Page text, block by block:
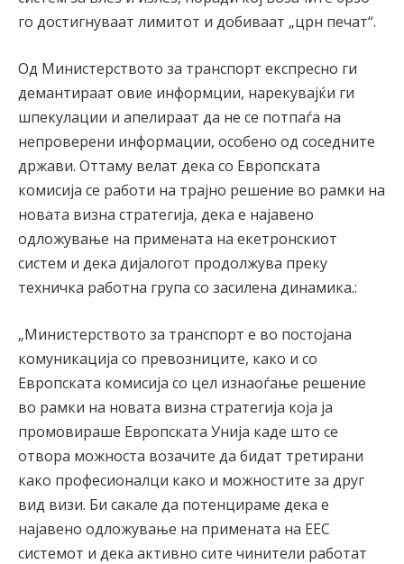
го достигнуваат лимитот и добиваат „црн печат“.
Од Министерството за транспорт експресно ги
демантираат овие информции, нарекувајќи ги
шпекулации и апелираат да не се потпаѓа на
непроверени информации, особено од соседните
држави. Оттаму велат дека со Европската
комисија се работи на трајно решение во рамки на
новата визна стратегија, дека е најавено
одложување на примената на екетронскиот
систем и дека дијалогот продолжува преку
техничка работна група со засилена динамика.:
„Министерството за транспорт е во постојана
комуникација со превозниците, како и со
Европската комисија со цел изнаоѓање решение
во рамки на новата визна стратегија која ја
промовираше Европската Унија каде што се
отвора можноста возачите да бидат третирани
како професионалци како и можностите за друг
вид визи. Би сакале да потенцираме дека е
најавено одложување на примената на ЕЕС
системот и дека активно сите чинители работат